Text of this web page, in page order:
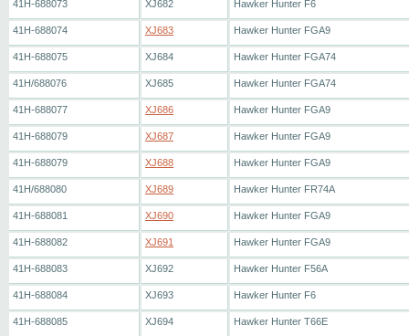
41H-688073 XJ682 Hawker Hunter F6
41H-688074 XJ683 Hawker Hunter FGA9
41H-688075 XJ684 Hawker Hunter FGA74
41H/688076 XJ685 Hawker Hunter FGA74
41H-688077 XJ686 Hawker Hunter FGA9
41H-688079 XJ687 Hawker Hunter FGA9
41H-688079 XJ688 Hawker Hunter FGA9
41H/688080 XJ689 Hawker Hunter FR74A
41H-688081 XJ690 Hawker Hunter FGA9
41H-688082 XJ691 Hawker Hunter FGA9
41H-688083 XJ692 Hawker Hunter F56A
41H-688084 XJ693 Hawker Hunter F6
41H-688085 XJ694 Hawker Hunter T66E